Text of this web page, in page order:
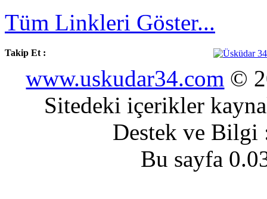
Tüm Linkleri Göster...
Takip Et :
www.uskudar34.com ©
Sitedeki içerikler
Destek ve
Bu sayfa